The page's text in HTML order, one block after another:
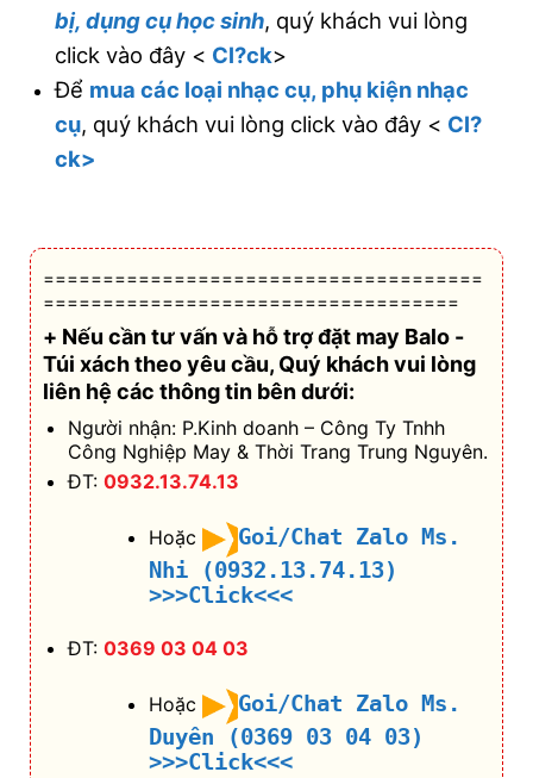
bị, dụng cụ học sinh, quý khách vui lòng
click vào đây < Cl?ck>
Để mua các loại nhạc cụ, phụ kiện nhạc
cụ, quý khách vui lòng click vào đây < Cl?
ck>
=====================================
===================================
+ Nếu cần tư vấn và hỗ trợđặt may Balo -
Túi xách theo yêu cầu, Quý khách vui lòng
liên hệ các thông tin bên dưới:
Người nhận: P.Kinh doanh – Công Ty Tnhh
Công Nghiệp May & Thời Trang Trung Nguyên.
ĐT: 0932.13.74.13
Hoặc
Goi/Chat Zalo Ms.
Nhi (0932.13.74.13)
>>>Click<<<
ĐT: 0369 03 04 03
Hoặc
Goi/Chat Zalo Ms.
Duyên (0369 03 04 03)
>>>Click<<<